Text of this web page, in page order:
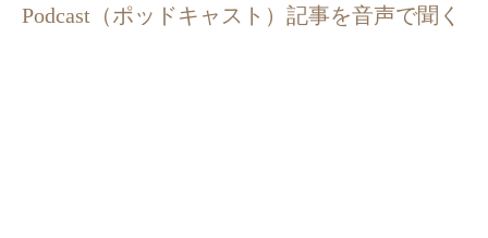
Podcast（ポッドキャスト）記事を音声で聞く